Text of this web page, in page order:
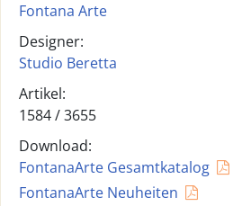
Fontana Arte
Designer:
Studio Beretta
Artikel:
1584 /3655
Download:
FontanaArte Gesamtkatalog
FontanaArte Neuheiten